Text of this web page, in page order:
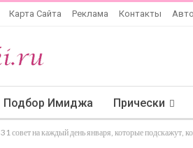
Карта Сайта Реклама Контакты
Подбор Имиджа Прически
31 совет на каждый день января, которые подскажут,